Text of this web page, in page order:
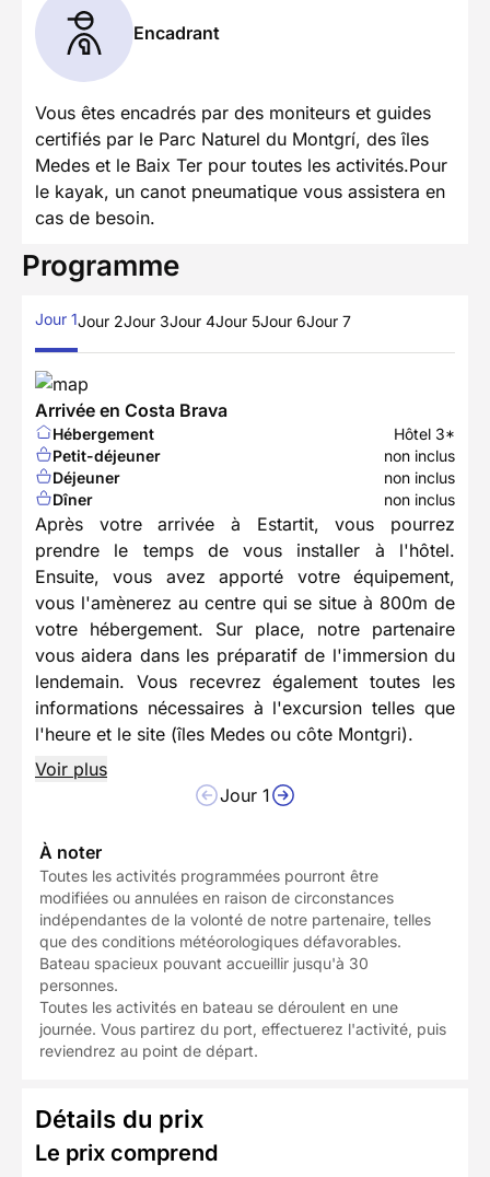
Encadrant
Vous êtes encadrés par des moniteurs et guides
certifiés par le Parc Naturel du Montgrí, des îles
Medes et le Baix Ter pour toutes les activités.Pour
le kayak, un canot pneumatique vous assistera en
cas de besoin.
Programme
Jour 1Jour 2Jour 3Jour 4Jour 5Jour 6Jour 7
Arrivée en Costa Brava
Hébergement
Hôtel 3*
Petit-déjeuner
non inclus
Déjeuner
non inclus
Dîner
non inclus
Après votre arrivée à Estartit, vous pourrez
prendre le temps de vous installer à l'hôtel.
Ensuite, vous avez apporté votre équipement,
vous l'amènerez au centre qui se situe à 800m de
votre hébergement. Sur place, notre partenaire
vous aidera dans les préparatif de l'immersion du
lendemain. Vous recevrez également toutes les
informations nécessaires à l'excursion telles que
l'heure et le site (îles Medes ou côte Montgri).
Voir plus
Jour 1
À noter
Toutes les activités programmées pourront être
modifiées ou annulées en raison de circonstances
indépendantes de la volonté de notre partenaire, telles
que des conditions météorologiques défavorables.
Bateau spacieux pouvant accueillir jusqu'à 30
personnes.
Toutes les activités en bateau se déroulent en une
journée. Vous partirez du port, effectuerez l'activité, puis
reviendrez au point de départ.
Détails du prix
Le prix comprend